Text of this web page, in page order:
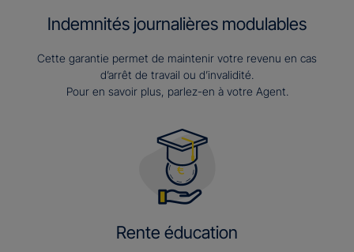
Indemnités journalières modulables
Cette garantie permet de maintenir votre revenu en cas
d’arrêt de travail ou d’invalidité.
Pour en savoir plus, parlez-en à votre Agent.
Rente éducation